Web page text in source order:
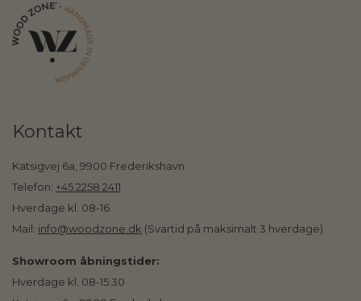
Kontakt
Katsigvej 6a, 9900 Frederikshavn
Telefon: +45 2258 2411
Hverdage kl. 08-16
Mail: info@woodzone.dk (Svartid på maksimalt 3 hverdage)
Showroom åbningstider:
Hverdage kl. 08-15:30